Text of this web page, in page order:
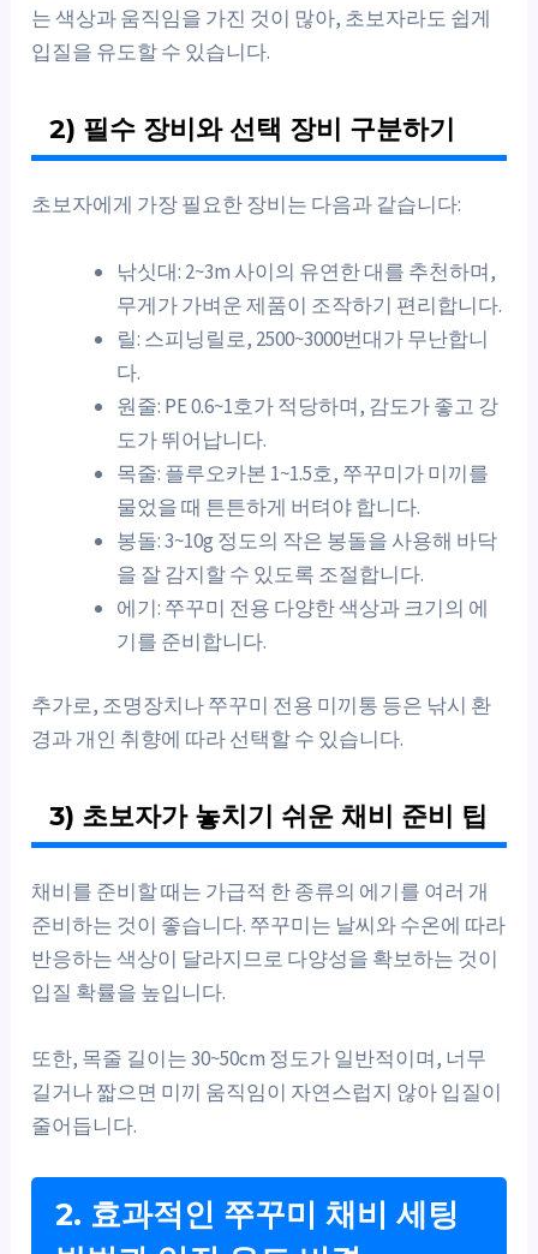
는 색상과 움직임을 가진 것이 많아, 초보자라도 쉽게
입질을 유도할 수 있습니다.
2) 필수 장비와 선택 장비 구분하기
초보자에게 가장 필요한 장비는 다음과 같습니다:
낚싯대: 2~3m 사이의 유연한 대를 추천하며,
무게가 가벼운 제품이 조작하기 편리합니다.
릴: 스피닝릴로, 2500~3000번대가 무난합니
다.
원줄: PE 0.6~1호가 적당하며, 감도가 좋고 강
도가 뛰어납니다.
목줄: 플루오카본 1~1.5호, 쭈꾸미가 미끼를
물었을 때 튼튼하게 버텨야 합니다.
봉돌: 3~10g 정도의 작은 봉돌을 사용해 바닥
을 잘 감지할 수 있도록 조절합니다.
에기: 쭈꾸미 전용 다양한 색상과 크기의 에
기를 준비합니다.
추가로, 조명장치나 쭈꾸미 전용 미끼통 등은 낚시 환
경과 개인 취향에 따라 선택할 수 있습니다.
3) 초보자가 놓치기 쉬운 채비 준비 팁
채비를 준비할 때는 가급적 한 종류의 에기를 여러 개
준비하는 것이 좋습니다. 쭈꾸미는 날씨와 수온에 따라
반응하는 색상이 달라지므로 다양성을 확보하는 것이
입질 확률을 높입니다.
또한, 목줄 길이는 30~50cm 정도가 일반적이며, 너무
길거나 짧으면 미끼 움직임이 자연스럽지 않아 입질이
줄어듭니다.
2. 효과적인 쭈꾸미 채비 세팅